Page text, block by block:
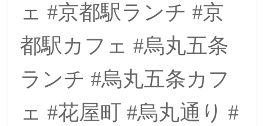
ェ #京都駅ランチ #京
都駅カフェ #烏丸五条
ランチ #烏丸五条カフ
ェ #花屋町 #烏丸通り #